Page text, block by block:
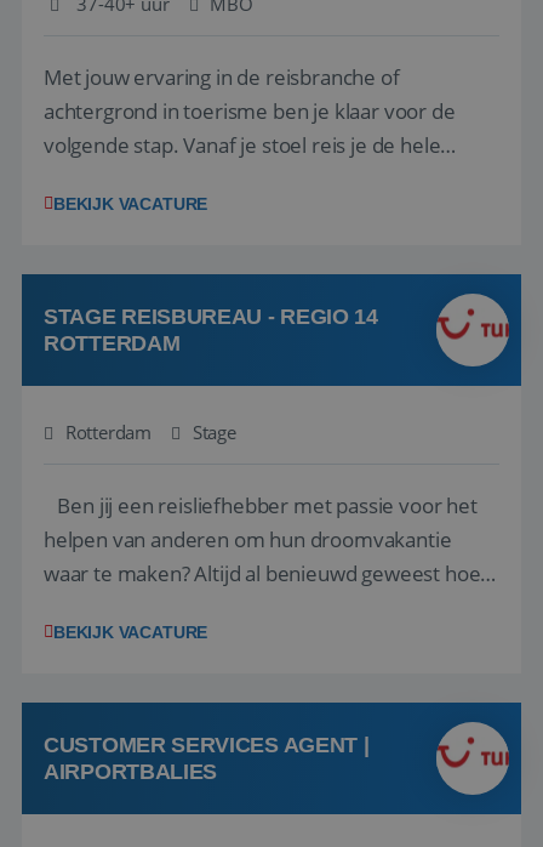
Met jouw ervaring in de reisbranche of
achtergrond in toerisme ben je klaar voor de
volgende stap. Vanaf je stoel reis je de hele
wensen van je team, je klant en wat er in de
klanten te overtuigen om die droomreis te
boeken! ...
BEKIJK VACATURE
STAGE REISBUREAU - REGIO 14
ROTTERDAM
Rotterdam Stage
Ben jij een reisliefhebber met passie voor het
helpen van anderen om hun droomvakantie
waar te maken? Altijd al benieuwd geweest hoe
van de grootste reisorganisaties? Dan is een
op zoek naar een enthousiaste, leergie...
BEKIJK VACATURE
CUSTOMER SERVICES AGENT |
AIRPORTBALIES